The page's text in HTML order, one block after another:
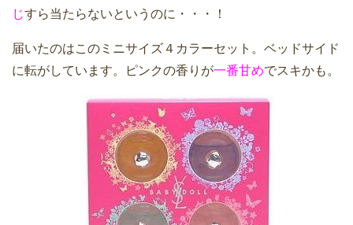
じすら当たらないというのに・・・！
届いたのはこのミニサイズ４カラーセット。ベッドサイド
に転がしています。ピンクの香りが一番甘めでスキかも。